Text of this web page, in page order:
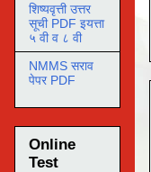
शिष्यवृत्ती उत्तर
सूची PDF इयत्ता
५ वी व ८ वी
NMMS सराव
पेपर PDF
Online
Test